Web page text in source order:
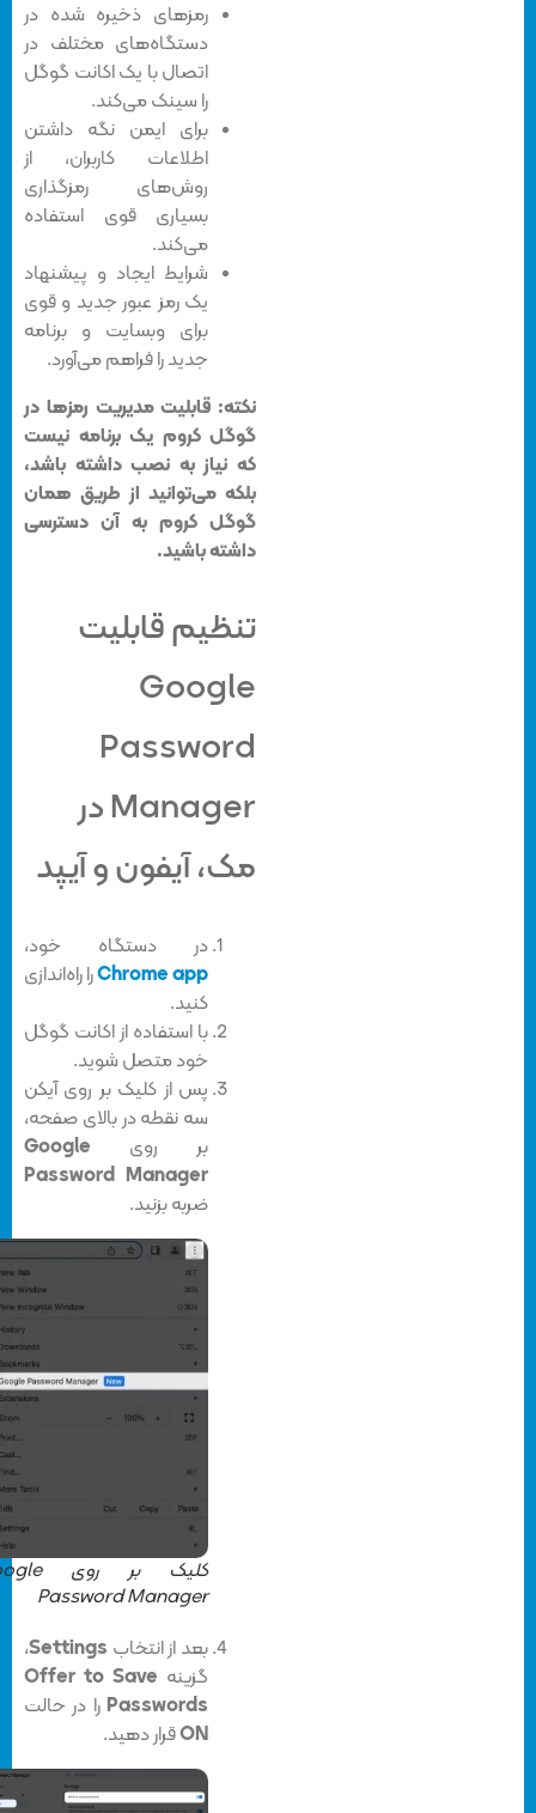
رمزهای ذخیره شده در
دستگاه‌های مختلف در
اتصال با یک اکانت گوگل
را سینک می‌کند.
برای ایمن نگه داشتن
اطلاعات کاربران، از
روش‌های رمزگذاری
بسیاری قوی استفاده
می‌کند.
شرایط ایجاد و پیشنهاد
یک رمز عبور جدید و قوی
برای وبسایت و برنامه
جدید را فراهم می‌آورد.
نکته: قابلیت مدیریت رمزها در
گوگل کروم یک برنامه نیست
که نیاز به نصب داشته باشد،
بلکه می‌توانید از طریق همان
گوگل کروم به آن دسترسی
داشته باشید.
تنظیم قابلیت
Google
Password
Manager در
مک، آیفون و آیپد
در دستگاه خود،
Chrome appرا راه‌اندازی
کنید.
با استفاده از اکانت گوگل
خود متصل شوید.
پس از کلیک بر روی آیکن
سه نقطه در بالای صفحه،
بر روی
Google
Password Manager
ضربه بزنید.
کلیک بر روی Google
Password Manager
بعد از انتخابSettings،
گزینهOffer to Save
Passwordsرا در حالت
قرار دهید.